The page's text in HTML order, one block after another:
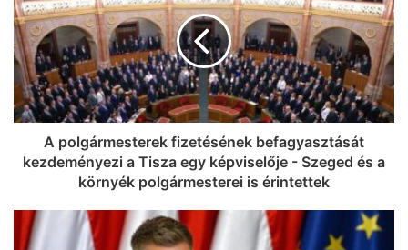
A polgármesterek fizetésének befagyasztását
kezdeményezi a Tisza egy képviselője - Szeged és a
környék polgármesterei is érintettek